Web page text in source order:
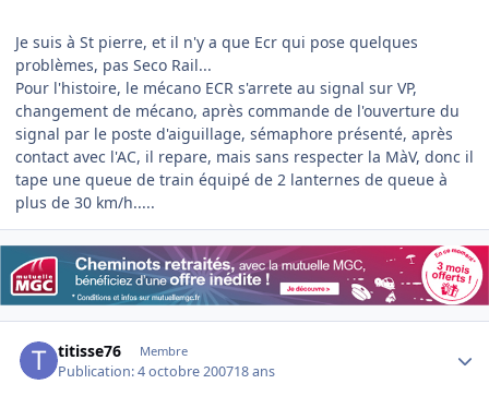
Je suis à St pierre, et il n'y a que Ecr qui pose quelques
problèmes, pas Seco Rail...
Pour l'histoire, le mécano ECR s'arrete au signal sur VP,
changement de mécano, après commande de l'ouverture du
signal par le poste d'aiguillage, sémaphore présenté, après
contact avec l'AC, il repare, mais sans respecter la MàV, donc il
tape une queue de train équipé de 2 lanternes de queue à
plus de 30 km/h.....
titisse76 Membre
Publication:4 octobre 200718 ans